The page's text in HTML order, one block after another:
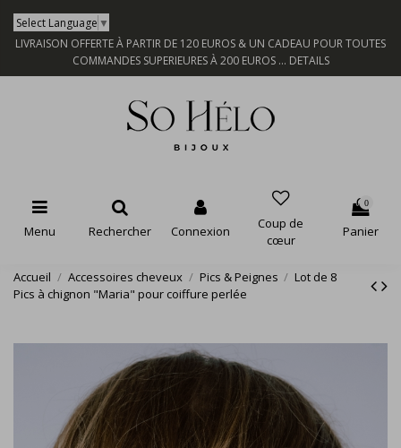
Select Language ▼
LIVRAISON OFFERTE À PARTIR DE 120 EUROS & UN CADEAU POUR TOUTES
COMMANDES SUPERIEURES À 200 EUROS ... DETAILS
Menu Rechercher Connexion
Coup de
cœur
0
Panier
Accueil Accessoires cheveux Pics & Peignes
Lot de 8
Pics à chignon "Maria" pour coiffure perlée